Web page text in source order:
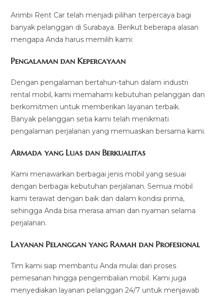
Arimbi Rent Car telah menjadi pilihan terpercaya bagi
banyak pelanggan di Surabaya. Berikut beberapa alasan
mengapa Anda harus memilih kami:
Pengalaman dan Kepercayaan
Dengan pengalaman bertahun-tahun dalam industri
rental mobil, kami memahami kebutuhan pelanggan dan
berkomitmen untuk memberikan layanan terbaik.
Banyak pelanggan setia kami telah menikmati
pengalaman perjalanan yang memuaskan bersama kami.
Armada yang Luas dan Berkualitas
Kami menawarkan berbagai jenis mobil yang sesuai
dengan berbagai kebutuhan perjalanan. Semua mobil
kami terawat dengan baik dan dalam kondisi prima,
sehingga Anda bisa merasa aman dan nyaman selama
perjalanan.
Layanan Pelanggan yang Ramah dan Profesional
Tim kami siap membantu Anda mulai dari proses
pemesanan hingga pengembalian mobil. Kami juga
menyediakan layanan pelanggan 24/7 untuk menjawab